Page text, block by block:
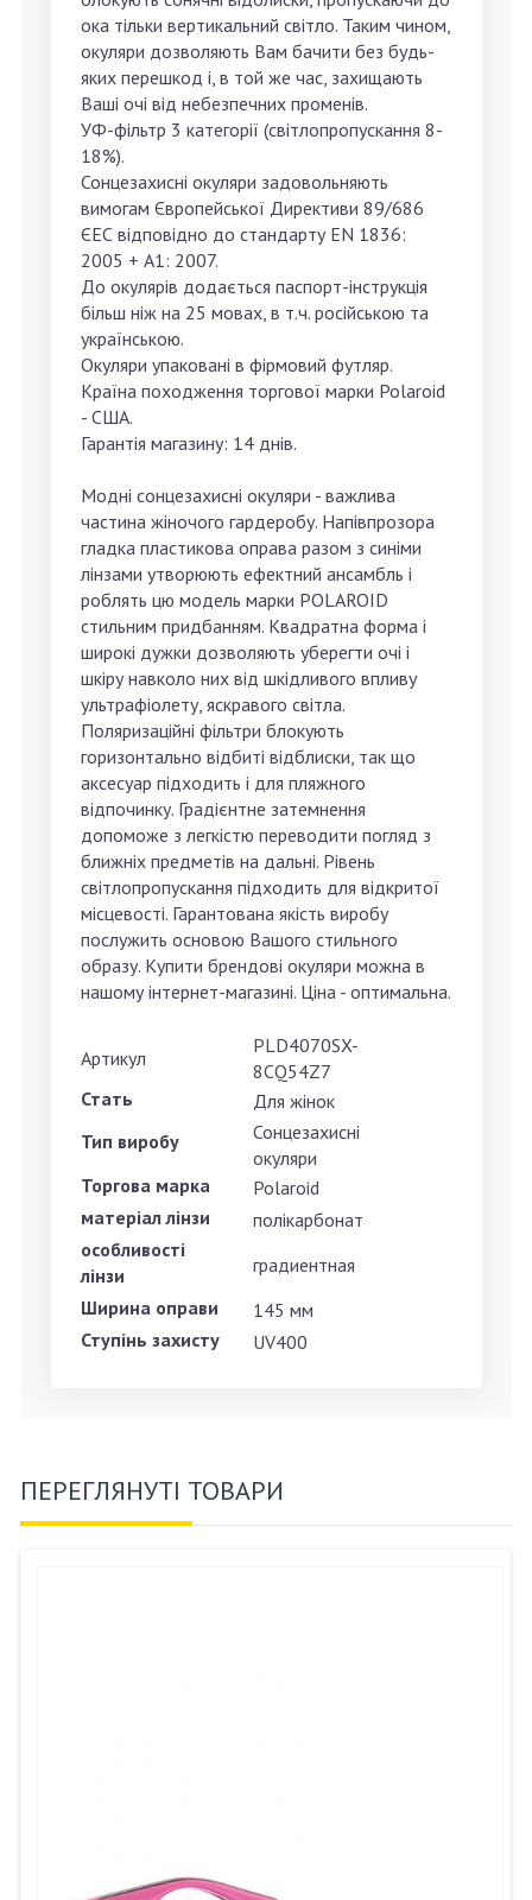
ока тільки вертикальний світло. Таким чином,
окуляри дозволяють Вам бачити без будь-
яких перешкод і, в той же час, захищають
Ваші очі від небезпечних променів.
УФ-фільтр 3 категорії (світлопропускання 8-
18%).
Сонцезахисні окуляри задовольняють
вимогам Європейської Директиви 89/686
ЄЕС відповідно до стандарту EN 1836:
2005 + А1: 2007.
До окулярів додається паспорт-інструкція
більш ніж на 25 мовах, в т.ч. російською та
українською.
Окуляри упаковані в фірмовий футляр.
Країна походження торгової марки Polaroid
- США.
Гарантія магазину: 14 днів.
Модні сонцезахисні окуляри - важлива
частина жіночого гардеробу. Напівпрозора
гладка пластикова оправа разом з синіми
лінзами утворюють ефектний ансамбль і
роблять цю модель марки POLAROID
стильним придбанням. Квадратна форма і
широкі дужки дозволяють уберегти очі і
шкіру навколо них від шкідливого впливу
ультрафіолету, яскравого світла.
Поляризаційні фільтри блокують
горизонтально відбиті відблиски, так що
аксесуар підходить і для пляжного
відпочинку. Градієнтне затемнення
допоможе з легкістю переводити погляд з
ближніх предметів на дальні. Рівень
світлопропускання підходить для відкритої
місцевості. Гарантована якість виробу
послужить основою Вашого стильного
образу. Купити брендові окуляри можна в
нашому інтернет-магазині. Ціна - оптимальна.
Артикул
PLD4070SX-
8CQ54Z7
Стать
Для жінок
Тип виробу
Сонцезахисні
окуляри
Торгова марка
Polaroid
матеріал лінзи
полікарбонат
особливості
лінзи
градиентная
Ширина оправи
145 мм
Ступінь захисту
UV400
ПЕРЕГЛЯНУТІ ТОВАРИ